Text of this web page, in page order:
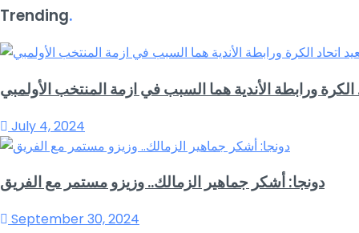
Trending.
ورابطة الأندية هما السبب في ازمة المنتخب الأولمبي
July 4, 2024
دونجا: أشكر جماهير الزمالك.. وزيزو مستمر مع الفريق
September 30, 2024